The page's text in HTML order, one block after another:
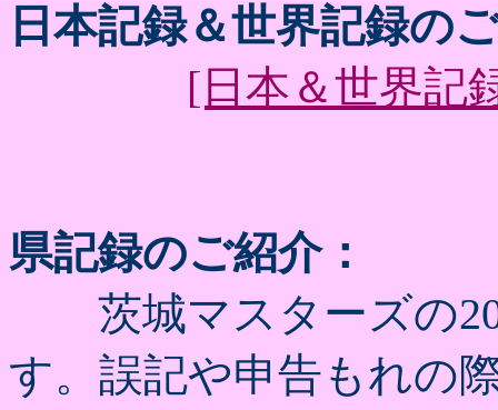
日本記録＆世界記録の
[日本＆世界記
県記録のご紹介：
茨城マスターズの
す。誤記や申告もれの